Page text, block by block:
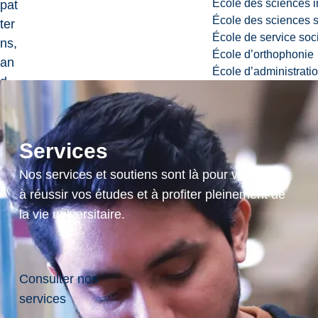
École des sciences
École des sciences
École de service
École d’orthophonie
École
Services
Nos services et soutiens sont là pour vous aider
à réussir vos études et à profiter pleinement de
la vie universitaire.
Consulter nos
services
pat
ter
ns,
an
d
ety
are
als
o
co
nsi
der
EQ